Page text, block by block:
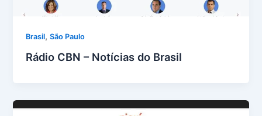
Brasil,São Paulo
Rádio CBN – Notícias do Brasil